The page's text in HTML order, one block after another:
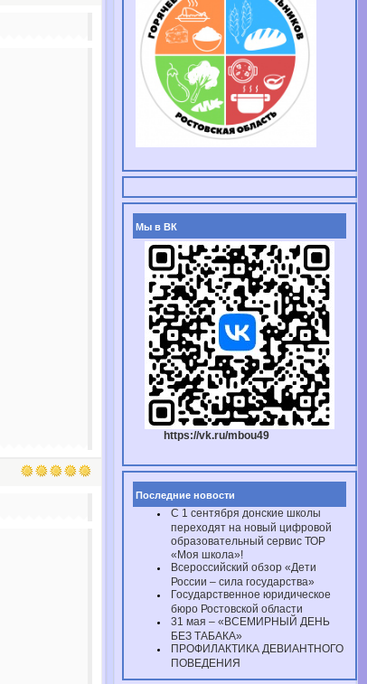
Мы в ВК
https://vk.ru/mbou49
Последние новости
С 1 сентября донские школы
переходят на новый цифровой
образовательный сервис ТОР
«Моя школа»!
Всероссийский обзор «Дети
России – сила государства»
Государственное юридическое
бюро Ростовской области
31 мая – «ВСЕМИРНЫЙ ДЕНЬ
БЕЗ ТАБАКА»
ПРОФИЛАКТИКА ДЕВИАНТНОГО
ПОВЕДЕНИЯ